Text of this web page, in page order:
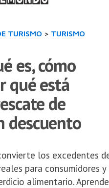
TURISMO > TURISMO
es, cómo
qué está
de
descuento
los excedentes
para consumidores y
alimentario. Aprende